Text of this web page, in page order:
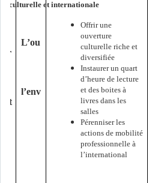
L’ou
l’env
culturelle et internationale
Offrir une
ouverture
culturelle riche et
diversifiée
Instaurer un quart
d’heure de lecture
et des boites à
livres dans les
salles
Pérenniser les
actions de mobilité
professionnelle à
l’international